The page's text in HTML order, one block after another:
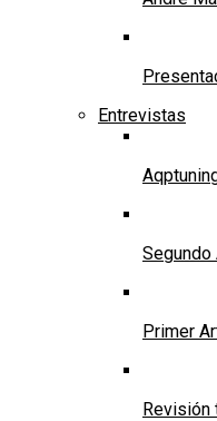
Entrevistas
Segundo
Primer
Revisión